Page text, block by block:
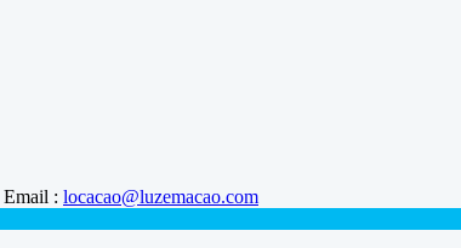
Email : locacao@luzemacao.com